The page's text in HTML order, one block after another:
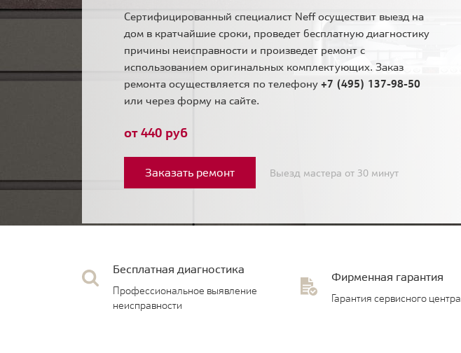
Сертифицированный специалист Neff осуществит выезд на
дом в кратчайшие сроки, проведет бесплатную диагностику
причины неисправности и произведет ремонт с
использованием оригинальных комплектующих. Заказ
ремонта осуществляется по телефону +7 (495) 137-98-50
или через форму на сайте.
от 440 руб
Заказать ремонт Выезд мастера от 30 минут
Бесплатная диагностика
Профессиональное выявление
неисправности
Фирменная гарантия
Гарантия сервисного центра